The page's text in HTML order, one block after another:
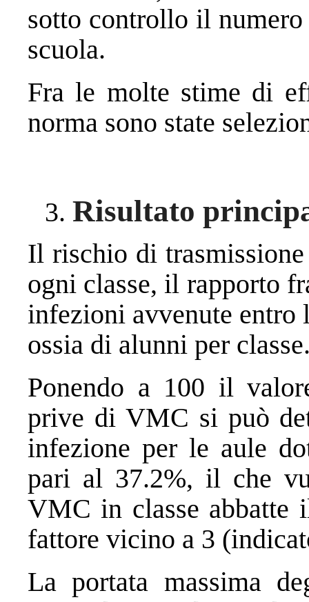
sotto controllo il
scuola.
Fra le molte stime di
norma sono state
Risultato
Il rischio di
ogni classe, il rapporto
infezioni avvenute entro
ossia di alunni per
Ponendo a 100 il
prive di VMC si può
infezione per le aule
pari al 37.2%, il che
VMC in classe abbatte
fattore vicino a 3
La portata massima